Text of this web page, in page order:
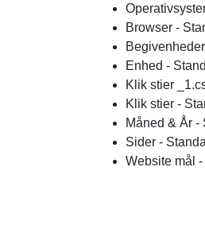
Browser -
Enhed -
Klik stier
Klik stier -
Måned & År -
Sider -
Website mål